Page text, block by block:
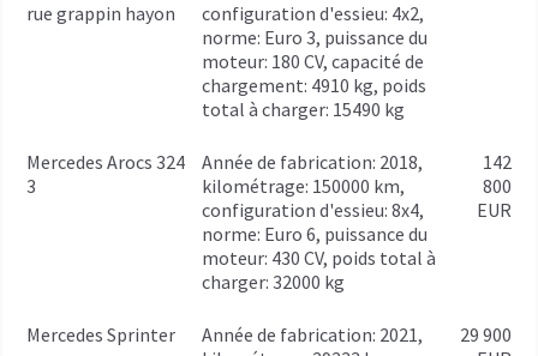
rue grappin hayon
configuration d'essieu: 4x2,
norme: Euro 3, puissance du
moteur: 180 CV, capacité de
chargement: 4910 kg, poids
total à charger: 15490 kg
Mercedes Arocs 324
3
année de fabrication: 2018,
kilométrage: 150000 km,
configuration d'essieu: 8x4,
norme: Euro 6, puissance du
moteur: 430 CV, poids total à
charger: 32000 kg
142
800
EUR
Mercedes Sprinter
année de fabrication: 2021,
29 900